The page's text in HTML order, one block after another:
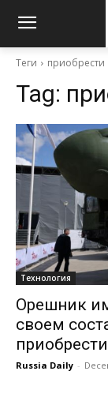
Теги приобрести
Tag:
Технология
Орешник
своем
приобрести
Russia Daily -